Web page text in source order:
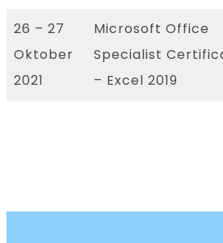
26 – 27
Oktober
2021
Microsoft Office
Specialist
– Excel 2019